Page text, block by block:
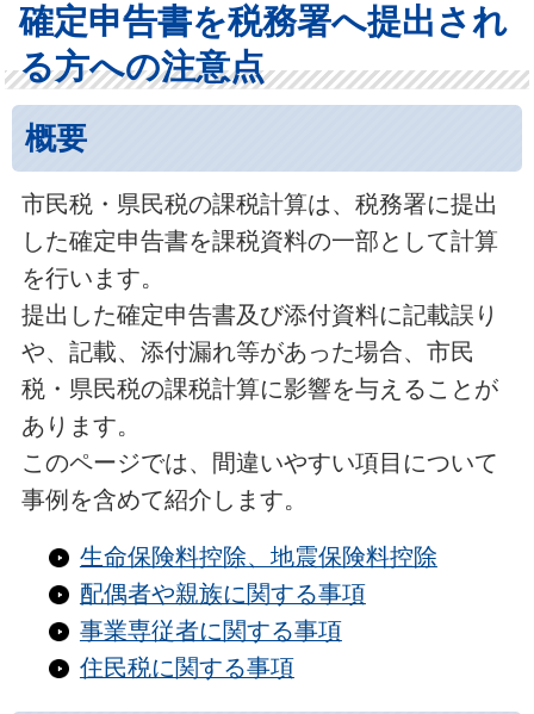
確定申告書を税務署へ提出され
る方への注意点
概要
市民税・県民税の課税計算は、税務署に提出
した確定申告書を課税資料の一部として計算
を行います。
提出した確定申告書及び添付資料に記載誤り
や、記載、添付漏れ等があった場合、市民
税・県民税の課税計算に影響を与えることが
あります。
このページでは、間違いやすい項目について
事例を含めて紹介します。
生命保険料控除、地震保険料控除
配偶者や親族に関する事項
事業専従者に関する事項
住民税に関する事項